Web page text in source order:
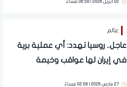
02 ابريل 2026 | 06:58 مساءً
عالم
عاجل.. روسيا تهدد: أي عملية برية
في إيران لها عواقب وخيمة
27 مارس 2026 | 02:08 مساءً